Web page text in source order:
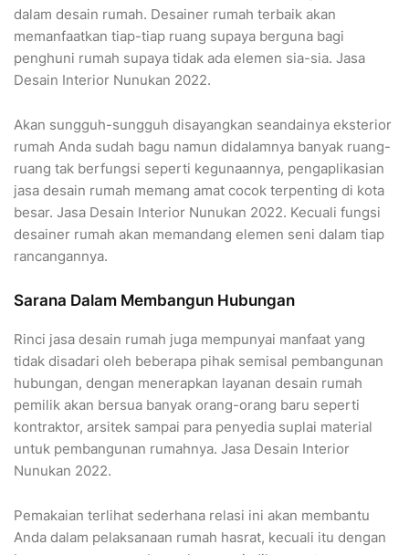
dalam desain rumah. Desainer rumah terbaik akan
memanfaatkan tiap-tiap ruang supaya berguna bagi
penghuni rumah supaya tidak ada elemen sia-sia. Jasa
Desain Interior Nunukan 2022.
Akan sungguh-sungguh disayangkan seandainya eksterior
rumah Anda sudah bagu namun didalamnya banyak ruang-
ruang tak berfungsi seperti kegunaannya, pengaplikasian
jasa desain rumah memang amat cocok terpenting di kota
besar. Jasa Desain Interior Nunukan 2022. Kecuali fungsi
desainer rumah akan memandang elemen seni dalam tiap
rancangannya.
Sarana Dalam Membangun Hubungan
Rinci jasa desain rumah juga mempunyai manfaat yang
tidak disadari oleh beberapa pihak semisal pembangunan
hubungan, dengan menerapkan layanan desain rumah
pemilik akan bersua banyak orang-orang baru seperti
kontraktor, arsitek sampai para penyedia suplai material
untuk pembangunan rumahnya. Jasa Desain Interior
Nunukan 2022.
Pemakaian terlihat sederhana relasi ini akan membantu
Anda dalam pelaksanaan rumah hasrat, kecuali itu dengan